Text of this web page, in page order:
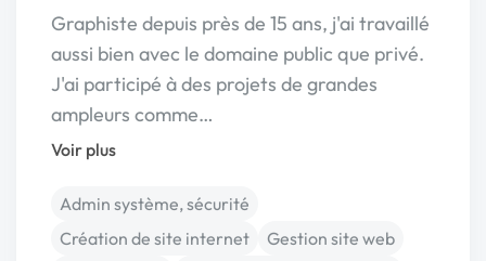
Graphiste depuis près de 15 ans, j'ai travaillé
aussi bien avec le domaine public que privé.
J'ai participé à des projets de grandes
ampleurs comme…
Voir plus
Admin système, sécurité
Création de site internet
Gestion site web